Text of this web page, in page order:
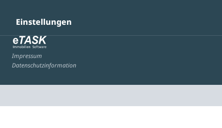
Einstellungen
Impressum
Datenschutzinformation